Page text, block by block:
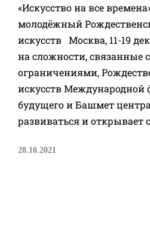
«Искусство на все
молодёжный
искусств Москва, 11-19
на сложности, связанные
ограничениями,
искусств
будущего и Башмет
развиваться и открывает
28.10.2021